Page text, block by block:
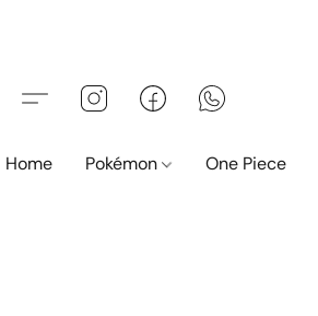
Home Pokémon One Piece